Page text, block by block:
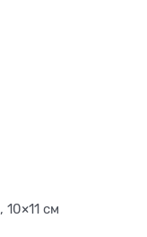
см